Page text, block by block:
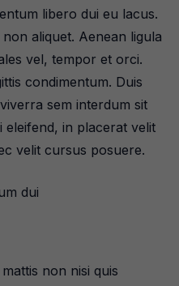
libero dui eu lacus.
aliquet. Aenean ligula
vel, tempor et orci.
condimentum. Duis
sem interdum sit
eleifend, in placerat velit
velit cursus posuere.
dui
non nisi quis